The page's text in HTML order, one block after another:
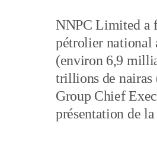
NNPC Limited a
pétrolier national
(environ 6,9
trillions de nairas
Group Chief
présentation de